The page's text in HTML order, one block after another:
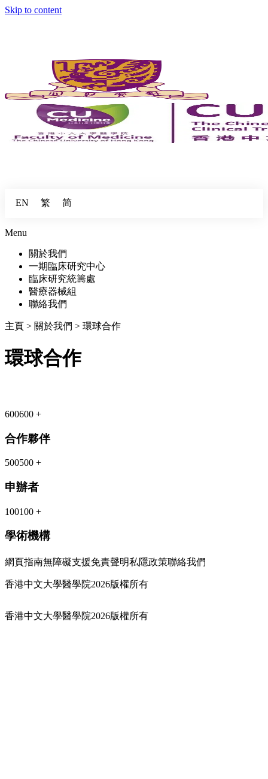
Skip to content
EN 繁 简
Menu
關於我們
一期臨床研究中心
臨床研究統籌處
醫療器械組
聯絡我們
主頁 > 關於我們 > 環球合作
環球合作
600600 +
合作夥伴
500500 +
申辦者
100100 +
學術機構
網頁指南無障礙支援免責聲明私隱政策聯絡我們
香港中文大學醫學院2026版權所有
香港中文大學醫學院2026版權所有